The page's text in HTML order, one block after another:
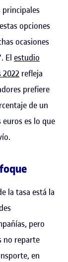
principales
opciones
ocasiones
El estudio
2022 refleja
prefiere
de un
euros es lo que
la tasa está la
pero
no reparte
en